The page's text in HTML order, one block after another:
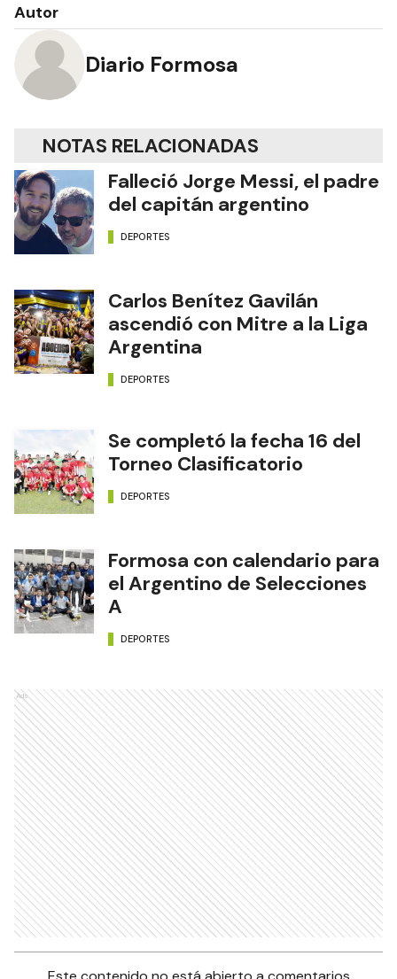
Autor
Diario Formosa
NOTAS RELACIONADAS
Falleció Jorge Messi, el padre
del capitán argentino
DEPORTES
Carlos Benítez Gavilán
ascendió con Mitre a la Liga
Argentina
DEPORTES
Se completó la fecha 16 del
Torneo Clasificatorio
DEPORTES
Formosa con calendario para
el Argentino de Selecciones
A
DEPORTES
Ads